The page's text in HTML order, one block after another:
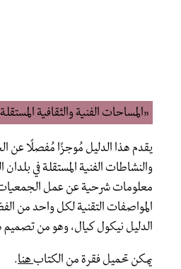
«المساحات الفنية والثقافية المستقلة في
يقدم هذا الدليل مُوجزًا مُفصلًا عن
والنشاطات الفنية المستقلة في
معلومات شرحية عن عمل الجمعيات
المواصفات التقنية لكل واحد من
الدليل نيكول كيال، وهو من تصميم
يمكن تحميل فقرة من الكتابهنا.